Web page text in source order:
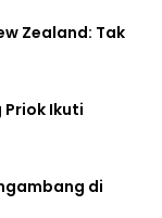
Zealand: Tak
Ikuti
di